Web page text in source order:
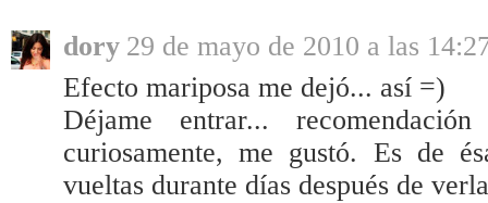
dory 29 de mayo de 2010 a las
Efecto mariposa me dejó... así =)
Déjame entrar...
curiosamente, me gustó. Es de
vueltas durante días después de